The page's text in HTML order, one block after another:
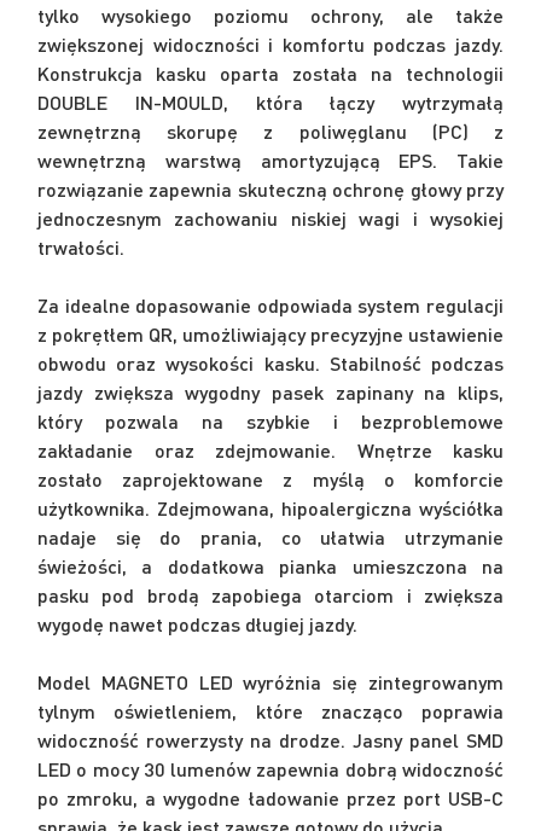
tylko wysokiego poziomu ochrony, ale także
zwiększonej widoczności i komfortu podczas jazdy.
Konstrukcja kasku oparta została na technologii
DOUBLE IN-MOULD, która łączy wytrzymałą
zewnętrzną skorupę z poliwęglanu (PC) z
wewnętrzną warstwą amortyzującą EPS. Takie
rozwiązanie zapewnia skuteczną ochronę głowy przy
jednoczesnym zachowaniu niskiej wagi i wysokiej
trwałości.
Za idealne dopasowanie odpowiada system regulacji
z pokrętłem QR, umożliwiający precyzyjne ustawienie
obwodu oraz wysokości kasku. Stabilność podczas
jazdy zwiększa wygodny pasek zapinany na klips,
który pozwala na szybkie i bezproblemowe
zakładanie oraz zdejmowanie. Wnętrze kasku
zostało zaprojektowane z myślą o komforcie
użytkownika. Zdejmowana, hipoalergiczna wyściółka
nadaje się do prania, co ułatwia utrzymanie
świeżości, a dodatkowa pianka umieszczona na
pasku pod brodą zapobiega otarciom i zwiększa
wygodę nawet podczas długiej jazdy.
Model MAGNETO LED wyróżnia się zintegrowanym
tylnym oświetleniem, które znacząco poprawia
widoczność rowerzysty na drodze. Jasny panel SMD
LED o mocy 30 lumenów zapewnia dobrą widoczność
po zmroku, a wygodne ładowanie przez port USB-C